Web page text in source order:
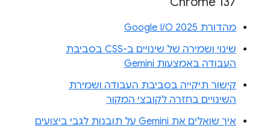
מהדורת Google I/O 2025
שינוי ושמירה של שינויים ב-CSS בסביבת
העבודה באמצעות Gemini
קישור תיקייה בסביבת העבודה ושמירת
השינויים בחזרה לקובצי המקור
איך שואלים את Gemini על תובנות לגבי ביצועים